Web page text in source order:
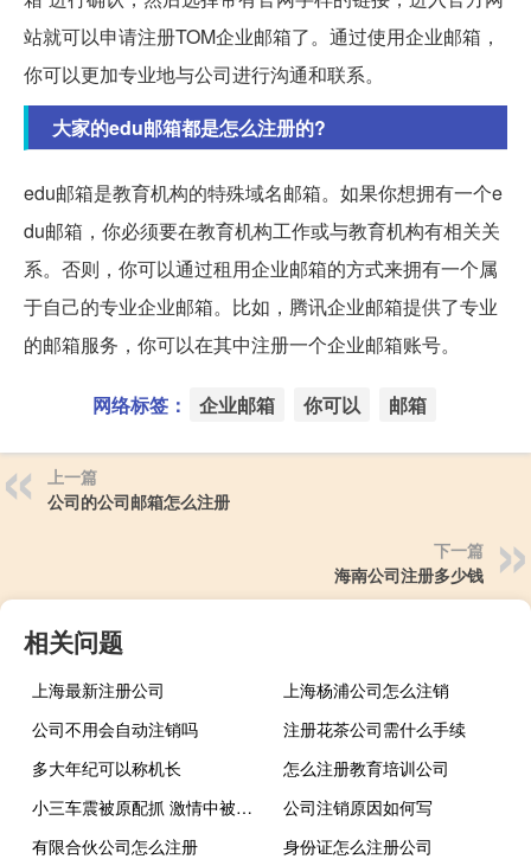
站就可以申请注册TOM企业邮箱了。通过使用企业邮箱，
你可以更加专业地与公司进行沟通和联系。
大家的edu邮箱都是怎么注册的?
edu邮箱是教育机构的特殊域名邮箱。如果你想拥有一个e
du邮箱，你必须要在教育机构工作或与教育机构有相关关
系。否则，你可以通过租用企业邮箱的方式来拥有一个属
于自己的专业企业邮箱。比如，腾讯企业邮箱提供了专业
的邮箱服务，你可以在其中注册一个企业邮箱账号。
网络标签： 企业邮箱 你可以 邮箱
上一篇
公司的公司邮箱怎么注册
下一篇
海南公司注册多少钱
相关问题
上海最新注册公司
上海杨浦公司怎么注销
公司不用会自动注销吗
注册花茶公司需什么手续
多大年纪可以称机长
怎么注册教育培训公司
小三车震被原配抓 激情中被原配抓个正着(图)
公司注销原因如何写
有限合伙公司怎么注册
身份证怎么注册公司